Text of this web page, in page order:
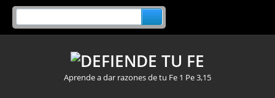
Aprende a dar razones de tu Fe 1 Pe 3,15